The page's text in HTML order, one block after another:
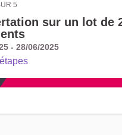
5
sur un lot de
- 28/06/2025